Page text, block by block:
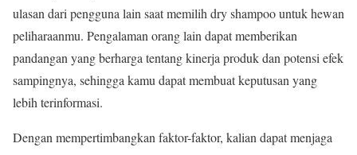
ulasan dari pengguna lain saat memilih dry shampoo untuk hewan
peliharaanmu. Pengalaman orang lain dapat memberikan
pandangan yang berharga tentang kinerja produk dan potensi efek
sampingnya, sehingga kamu dapat membuat keputusan yang
lebih terinformasi.
Dengan mempertimbangkan faktor-faktor, kalian dapat menjaga